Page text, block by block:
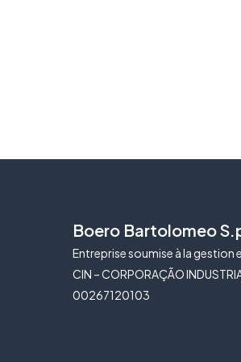
Boero Bartolomeo
Entreprise soumise à la gestion
CIN – CORPORAÇÃO
00267120103